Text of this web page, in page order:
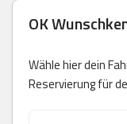
OK
Wähle hier dein
Reservierung für